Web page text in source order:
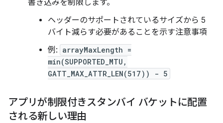
書き込みを制限します。
ヘッダーのサポートされているサイズから 5
バイト減らす必要があることを示す注意事項
例: arrayMaxLength =
min(SUPPORTED_MTU,
GATT_MAX_ATTR_LEN(517)) - 5
アプリが制限付きスタンバイ バケットに配置
される新しい理由